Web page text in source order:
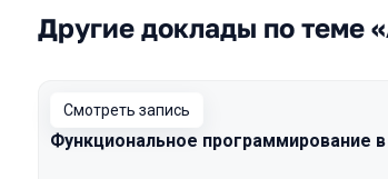
Другие доклады по теме
Смотреть запись
Функциональное программирование